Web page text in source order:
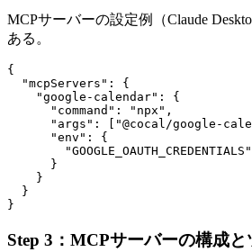
MCPサーバーの設定例（Claude
ある。
{
  "mcpServers": {
    "google-calendar": {
      "command": "npx",
"args": ["@cocal/google-
      "env": {
      }
    }
  }
Step 3：MCPサーバーの構成